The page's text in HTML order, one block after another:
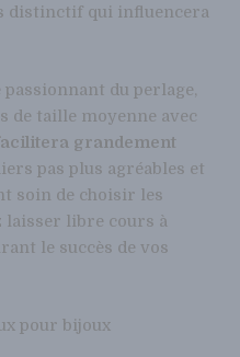
distinctif qui influencera
du perlage,
de taille moyenne avec
grandement
pas plus agréables et
soin de choisir les
laisser libre cours à
le succès de vos
pour bijoux